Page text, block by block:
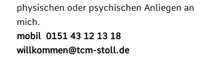
physischen oder psychischen Anliegen an
mich.
mobil 0151 43 12 13 18
willkommen@tcm-stoll.de